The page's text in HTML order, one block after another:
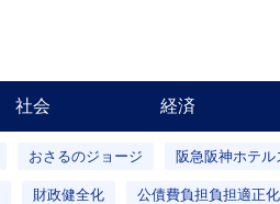
社会 経済
おさるのジョージ 阪急阪神ホテル
財政健全化 公債費負担負担適正